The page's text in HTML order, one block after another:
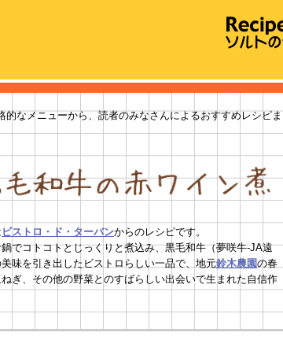
なメニューから、読者のみなさんによるおすすめレシピま
ビストロ・ド・ターバンからのレシピです。
でコトコトとじっくりと煮込み、黒毛和牛（夢咲牛-JA遠
味を引き出したビストロらしい一品で、地元鈴木農園の春
ぎ、その他の野菜とのすばらしい出会いで生まれた自信作